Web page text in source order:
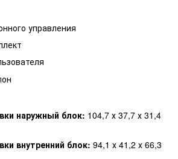
управления
наружный блок: 104,7 х 37,7 х 31,4
внутренний блок: 94,1 х 41,2 х 66,3